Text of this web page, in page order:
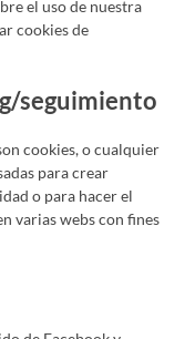
el uso de nuestra
cookies de
seguimiento
cookies, o cualquier
para crear
o para hacer el
varias webs con fines